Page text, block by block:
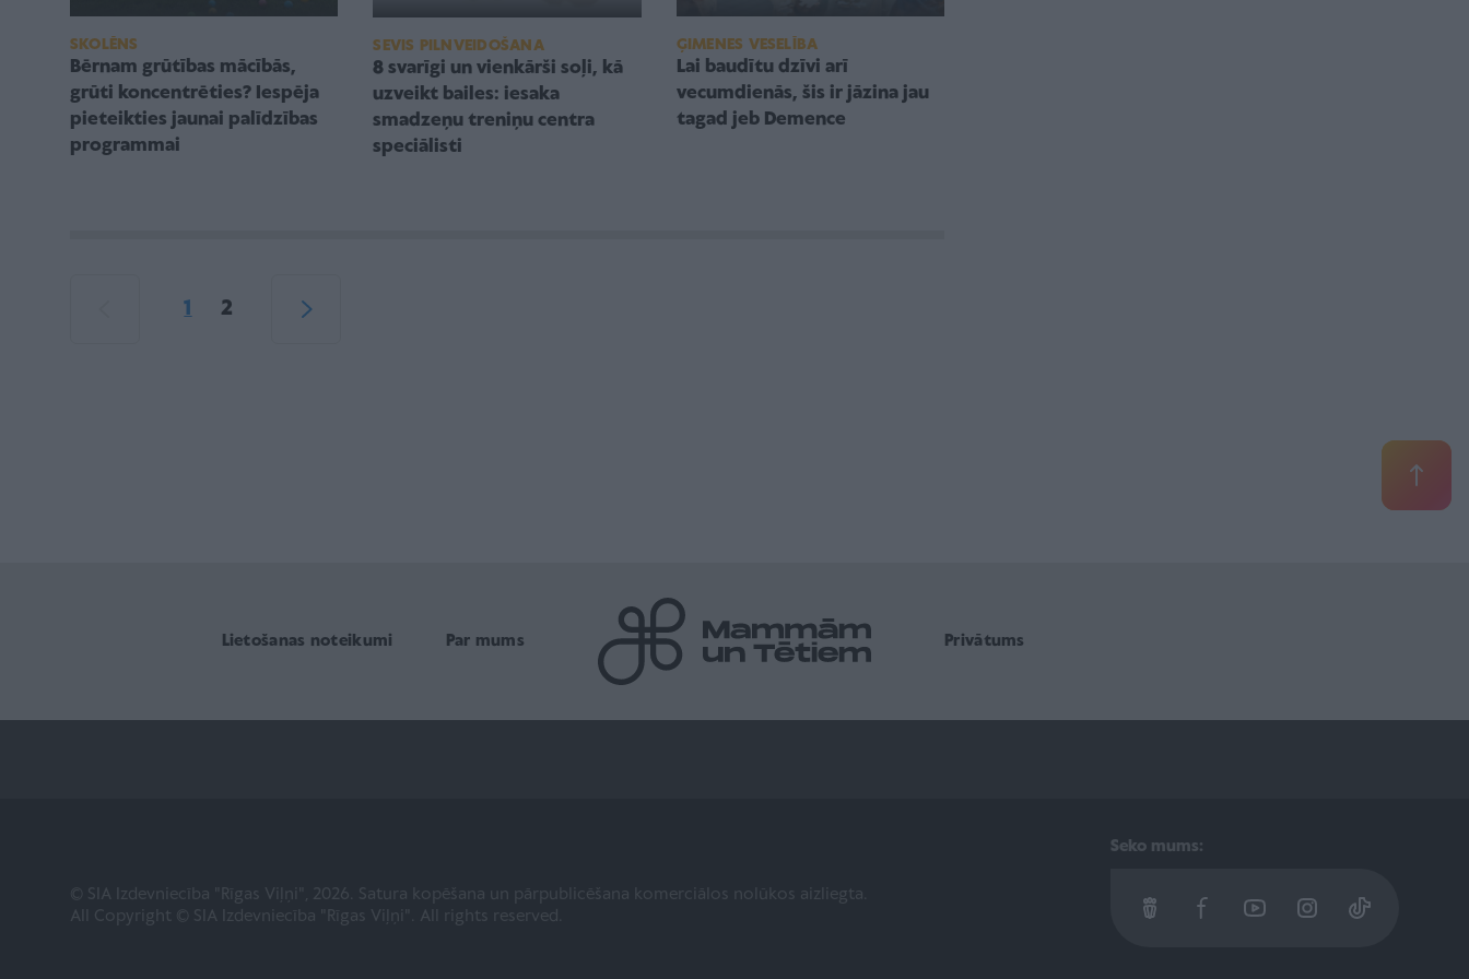
SKOLĒNS
Bērnam grūtības mācībās,
grūti koncentrēties? Iespēja
pieteikties jaunai palīdzības
programmai
SEVIS PILNVEIDOŠANA
8 svarīgi un vienkārši soļi, kā
uzveikt bailes: iesaka
smadzeņu treniņu centra
speciālisti
ĢIMENES VESELĪBA
Lai baudītu dzīvi arī
vecumdienās, šis ir jāzina jau
tagad jeb Demence
1 2
Lietošanas noteikumi Par mums Privātums
Seko mums:
© SIA Izdevniecība "Rīgas Viļņi", 2026. Satura kopēšana un pārpublicēšana komerciālos nolūkos aizliegta.
All Copyright © SIA Izdevniecība "Rīgas Viļņi". All rights reserved.